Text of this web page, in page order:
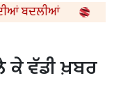
ਕੇ ਵੱਡੀ ਖ਼ਬਰ